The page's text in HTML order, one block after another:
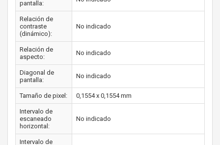
pantalla:
Relación de
contraste
(dinámico):
No indicado
Relación de
aspecto:
No indicado
Diagonal de
pantalla:
No indicado
Tamaño de pixel: 0,1554 x 0,1554 mm
Intervalo de
escaneado
horizontal:
No indicado
Intervalo de